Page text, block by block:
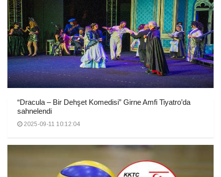
“Dracula – Bir Dehşet Komedisi” Girne Amfi Tiyatro’da
sahnelendi
2025-09-11 10:12:04